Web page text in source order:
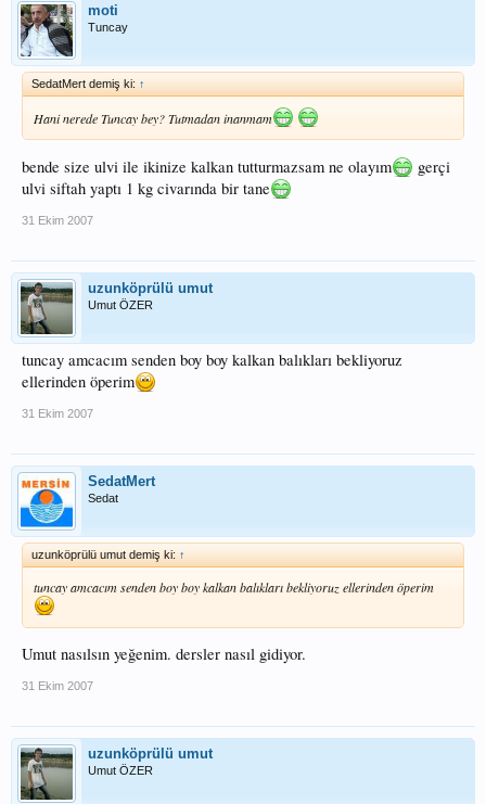
moti
Tuncay
SedatMert demiş ki: ↑
Hani nerede Tuncay bey? Tutmadan inanmam
bende size ulvi ile ikinize kalkan tutturmazsam ne olayım
gerçi
ulvi siftah yaptı 1 kg civarında bir tane
31 Ekim 2007
uzunköprülü umut
Umut ÖZER
tuncay amcacım senden boy boy kalkan balıkları bekliyoruz
ellerinden öperim
31 Ekim 2007
SedatMert
Sedat
uzunköprülü umut demiş ki: ↑
tuncay amcacım senden boy boy kalkan balıkları bekliyoruz ellerinden öperim
Umut nasılsın yeğenim. dersler nasıl gidiyor.
31 Ekim 2007
uzunköprülü umut
Umut ÖZER